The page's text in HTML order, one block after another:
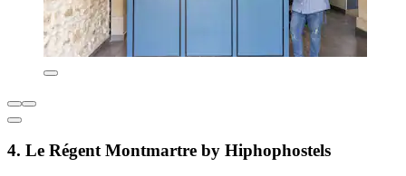
4. Le Régent Montmartre by Hiphophostels